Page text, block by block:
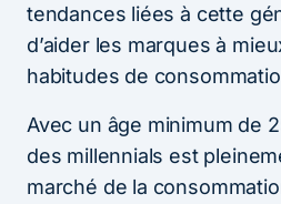
tendances liées à cette
d’aider les marques à
habitudes de
Avec un âge minimum de
des millennials est
marché de la